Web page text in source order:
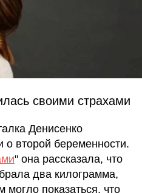
своими страхами
Денисенко
о второй беременности.
" она рассказала, что
два килограмма,
могло показаться, что